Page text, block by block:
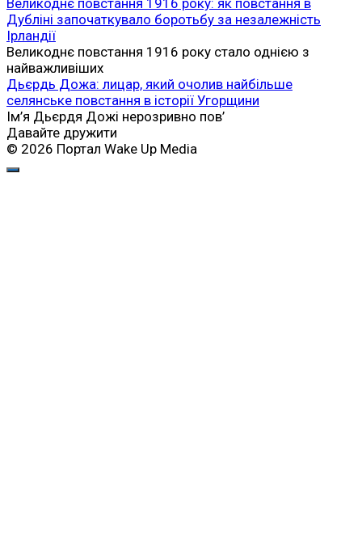
Великоднє повстання 1916 року: як повстання в
Дубліні започаткувало боротьбу за незалежність
Ірландії
Великоднє повстання 1916 року стало однією з
найважливіших
Дьєрдь Дожа: лицар, який очолив найбільше
селянське повстання в історії Угорщини
Ім’я Дьєрдя Дожі нерозривно пов’
Давайте дружити
© 2026 Портал Wake Up Media